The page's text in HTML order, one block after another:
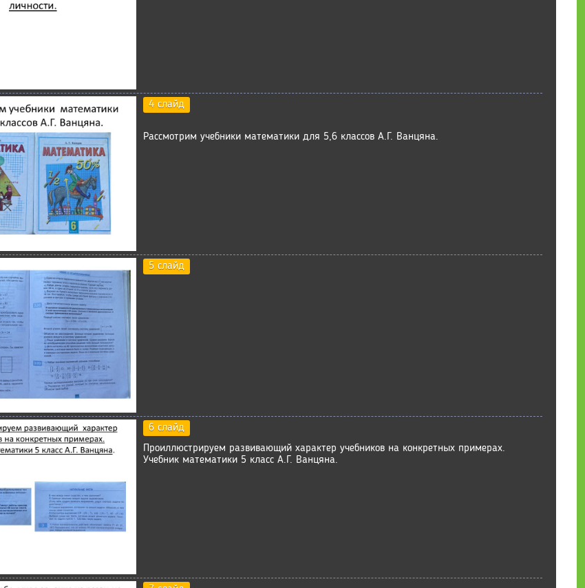
4 слайд
Рассмотрим учебники математики для 5,6 классов А.Г. Ванцяна.
5 слайд
6 слайд
Проиллюстрируем развивающий характер учебников на конкретных примерах.
Учебник математики 5 класс А.Г. Ванцяна.